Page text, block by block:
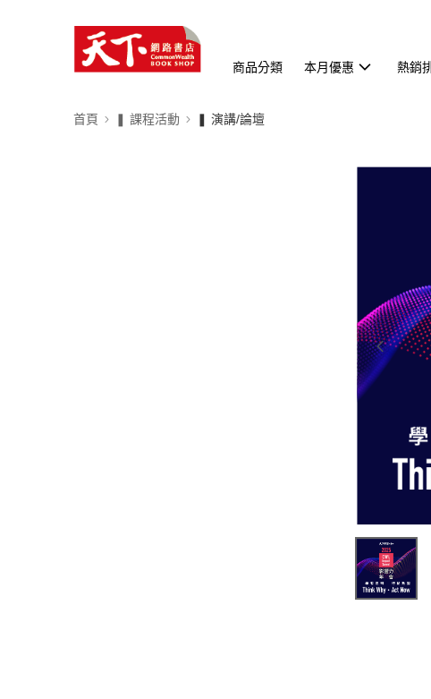
商品分類 本月優惠 熱銷
首頁 ❚ 課程活動 ❚ 演講/論壇